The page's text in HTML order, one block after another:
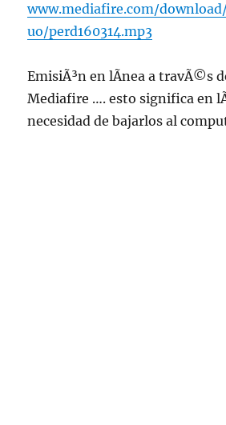
www.mediafire.com/
uo/perd160314.mp3
EmisiÃ³n en lÃ­nea a travÃ©s
Mediafire …. esto significa en
necesidad de bajarlos al